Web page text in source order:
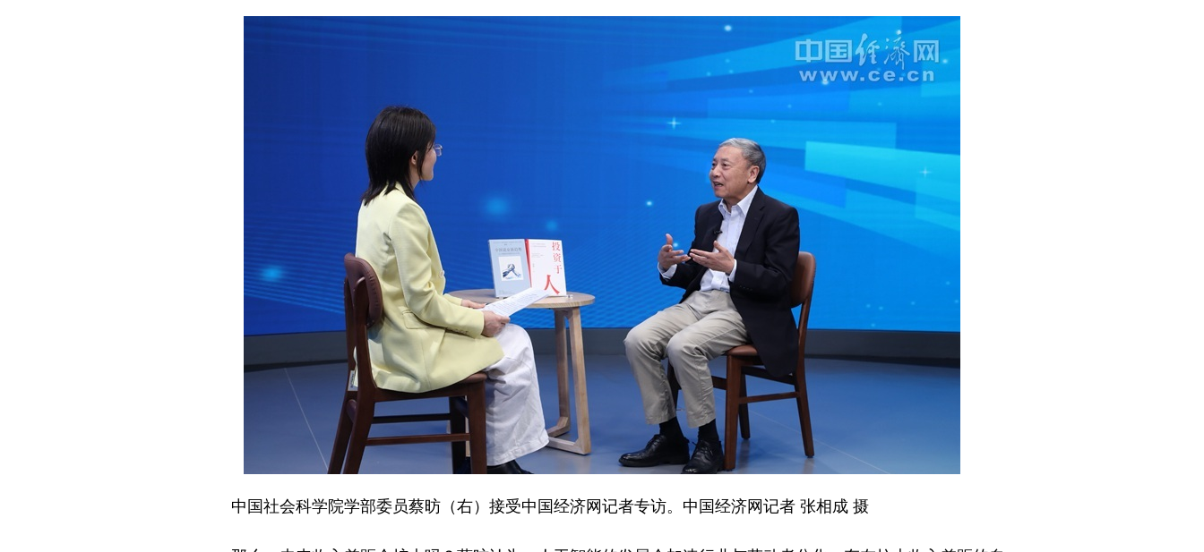
中国社会科学院学部委员蔡昉（右）接受中国经济网记者专访。中国经济网记者 张相成 摄